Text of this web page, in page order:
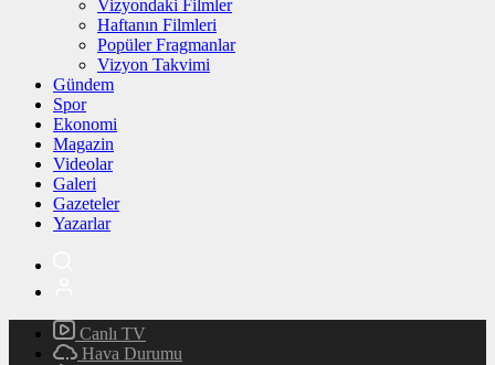
Vizyondaki Filmler
Haftanın Filmleri
Popüler Fragmanlar
Vizyon Takvimi
Gündem
Spor
Ekonomi
Magazin
Videolar
Galeri
Gazeteler
Yazarlar
Canlı TV
Hava Durumu